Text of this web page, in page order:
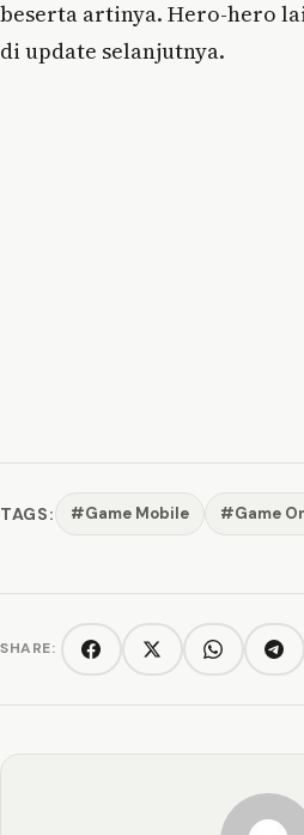
beserta artinya. Hero-hero
di update selanjutnya.
TAGS: #Game Mobile #Game
SHARE: FacebookTwitter/XWhatsApp